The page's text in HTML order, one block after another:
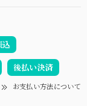
込
後払い決済
お支払い方法について